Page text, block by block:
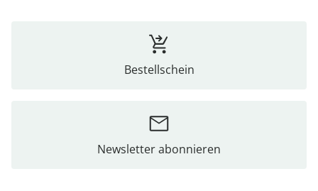
Bestellschein
Newsletter abonnieren